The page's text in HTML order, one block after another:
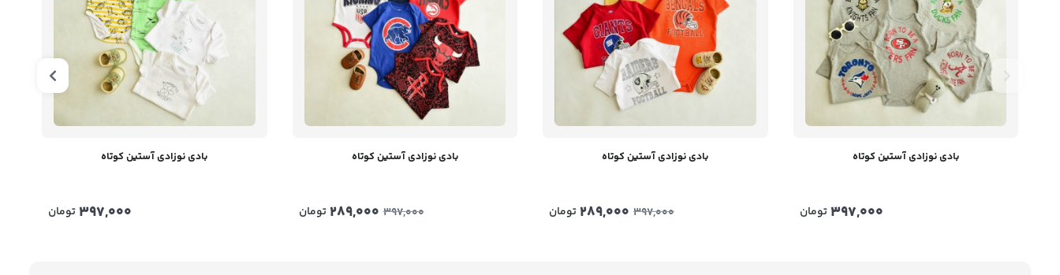
بادی نوزادی آستین کوتاه
397,000 تومان
بادی نوزادی آستین کوتاه
397,000
289,000تومان
بادی نوزادی آستین کوتاه
397,000
289,000 تومان
بادی نوزادی آستین کوتاه
397,000تومان